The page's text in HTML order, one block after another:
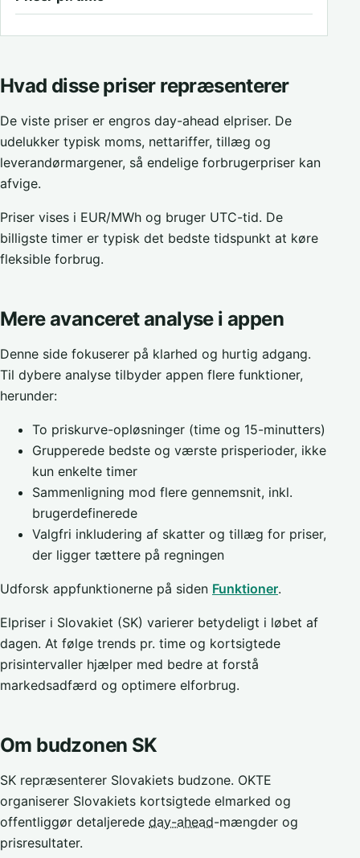
Hvad disse priser repræsenterer
De viste priser er engros day-ahead elpriser. De
udelukker typisk moms, nettariffer, tillæg og
leverandørmargener, så endelige forbrugerpriser kan
afvige.
Priser vises i EUR/MWh og bruger UTC-tid. De
billigste timer er typisk det bedste tidspunkt at køre
fleksible forbrug.
Mere avanceret analyse i appen
Denne side fokuserer på klarhed og hurtig adgang.
Til dybere analyse tilbyder appen flere funktioner,
herunder:
To priskurve-opløsninger (time og 15-minutters)
Grupperede bedste og værste prisperioder, ikke
kun enkelte timer
Sammenligning mod flere gennemsnit, inkl.
brugerdefinerede
Valgfri inkludering af skatter og tillæg for priser,
der ligger tættere på regningen
Udforsk appfunktionerne på siden Funktioner.
Elpriser i Slovakiet (SK) varierer betydeligt i løbet af
dagen. At følge trends pr. time og kortsigtede
prisintervaller hjælper med bedre at forstå
markedsadfærd og optimere elforbrug.
Om budzonen SK
SK repræsenterer Slovakiets budzone. OKTE
organiserer Slovakiets kortsigtede elmarked og
offentliggør detaljerede day-ahead-mængder og
prisresultater.